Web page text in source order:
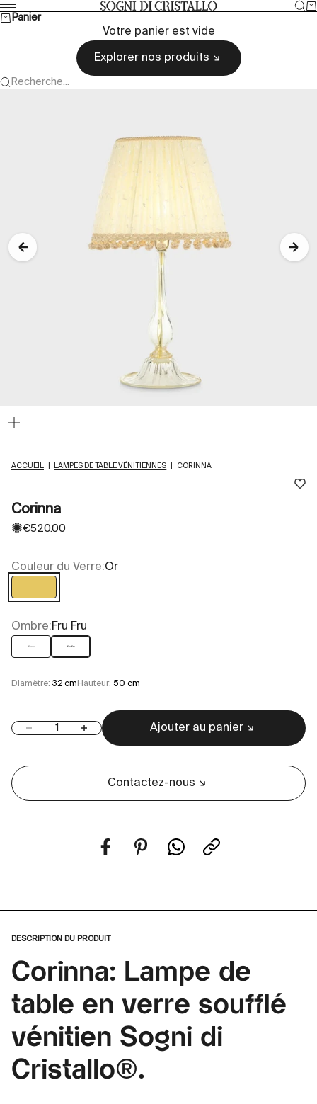
Passer au contenu Sogni di cristallo
Menu
Panier
Votre panier est vide
Explorer nos produits
Recherche...
ACCUEIL LAMPES DE TABLE VÉNITIENNES CORINNA
Corinna
✺Prix de vente
€520.00
Couleur du Verre:Or
Ombre:Fru Fru
Exclu Fru Fru
Diamètre: 32 cm Hauteur: 50 cm
Diminuer la quantitéAugmenter la quantitéAjouter au panier
Contactez-nous
DESCRIPTION DU PRODUIT
Corinna: Lampe de
table en verre soufflé
vénitien Sogni di
Cristallo®.